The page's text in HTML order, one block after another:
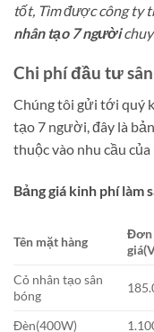
tốt, Tìm được công ty
nhân tạo 7 người
Chi phí đầu tư
Chúng tôi gửi tới quý
tạo 7 người, đây là
thuộc vào nhu cầu của
Bảng giá kinh phí làm
Tên mặt hàng
Đơn
Cỏ nhân tạo sân
bóng
Đèn(400W)